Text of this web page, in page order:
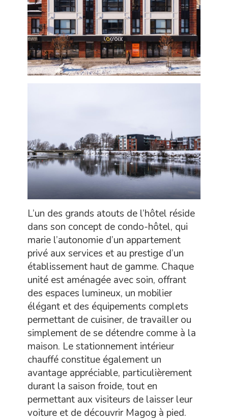
L’un des grands atouts de l’hôtel réside
dans son concept de condo-hôtel, qui
marie l’autonomie d’un appartement
privé aux services et au prestige d’un
établissement haut de gamme. Chaque
unité est aménagée avec soin, offrant
des espaces lumineux, un mobilier
élégant et des équipements complets
permettant de cuisiner, de travailler ou
simplement de se détendre comme à la
maison. Le stationnement intérieur
chauffé constitue également un
avantage appréciable, particulièrement
durant la saison froide, tout en
permettant aux visiteurs de laisser leur
voiture et de découvrir Magog à pied.